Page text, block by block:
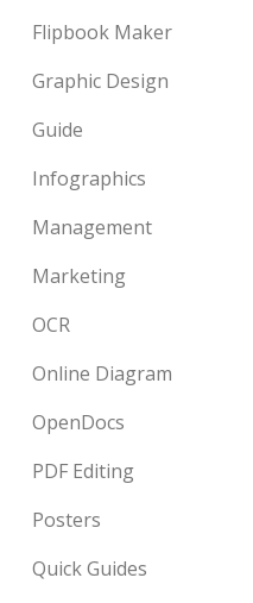
Flipbook Maker
Graphic Design
Guide
Infographics
Management
Marketing
OCR
Online Diagram
OpenDocs
PDF Editing
Posters
Quick Guides